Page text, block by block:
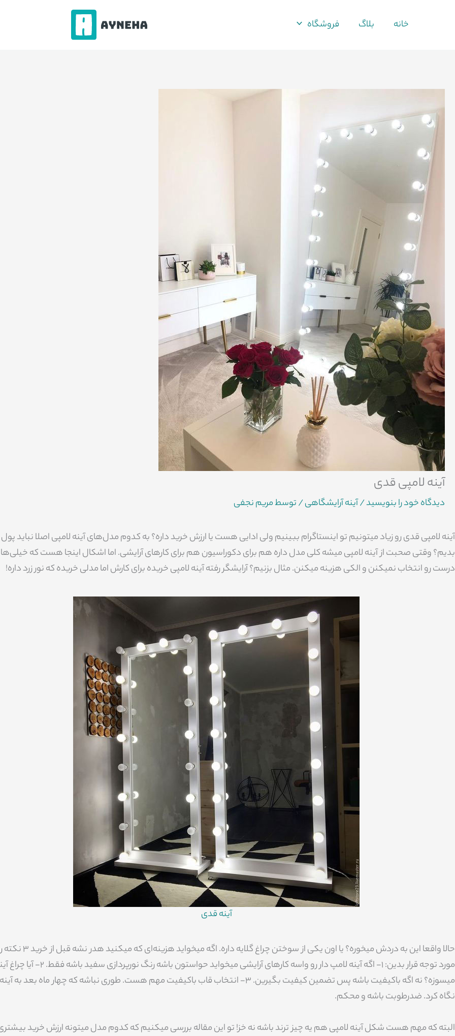
خانه بلاگ فروشگاه
آینه لامپی قدی
دیدگاه‌ خود را بنویسید/آینه آرایشگاهی/ توسطمریم نجفی
آینه لامپی قدی رو زیاد میتونیم تو اینستاگرام ببینیم ولی ادایی هست یا ارزش خرید داره؟ به کدوم مدل‌های آینه لامپی اصلا نباید پول
بدیم؟ وقتی صحبت از آینه لامپی میشه کلی مدل داره هم برای دکوراسیون هم برای کارهای آرایشی. اما اشکال اینجا هست که
درست رو انتخاب نمیکنن و الکی هزینه میکنن. مثال بزنیم؟ آرایشگر رفته آینه لامپی خریده برای کارش اما مدلی خریده که نور زرد داره!
آینه قدی
حالا واقعا این به دردش میخوره؟ یا اون یکی از سوختن چراغ گلایه داره. اگه میخواید هزینه‌ای که
مورد توجه قرار بدین: 1- اگه آینه لامپ دار رو واسه کارهای آرایشی میخواید حواستون باشه رنگ نورپردازی سفید
میسوزه؟ نه اگه باکیفیت باشه پس تضمین کیفیت بگیرین. 3- انتخاب قاب باکیفیت مهم هست. طوری نباشه که چهار ماه بعد
نگاه کرد. ضدرطوبت باشه و محکم.
البته که مهم هست شکل آینه لامپی هم یه چیز ترند باشه نه خز! تو این مقاله بررسی میکنیم که کدوم مدل میتونه ارزش خرید